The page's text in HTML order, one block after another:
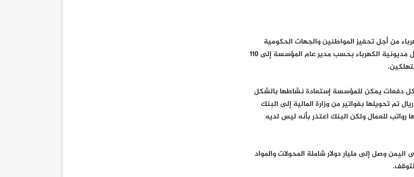
من أجل تحفيز المواطنين والجهات الحكومية
على دفع مديونية مؤسسة الكهرباء لديهم، حيث تصل مديونية الكهرباء بحسب مدير عام المؤسسة إلى 110
دفعات يمكن للمؤسسة إستعادة نشاطها بالشكل
تم تحويلها بفواتير من وزارة المالية إلى البنك
للعمال ولكن البنك اعتذر بأنه ليس لديه
وصل إلى مليار دولار شاملة المحولات والمواد